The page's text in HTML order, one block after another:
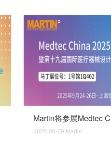
2025-08-29 Martin